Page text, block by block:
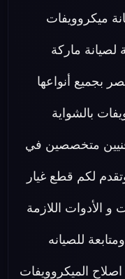
ميكروويفات
لصيانة ماركة
بجميع أنواعها
بالشواية
متخصصين في
لكم قطع غيار
و الأدوات اللازمة
للصيانه
الميكروويفات